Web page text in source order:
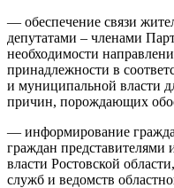
— обеспечение связи
депутатами – членами
необходимости
принадлежности в
и муниципальной власти
причин, порождающих
— информирование
граждан представителями
власти Ростовской
служб и ведомств